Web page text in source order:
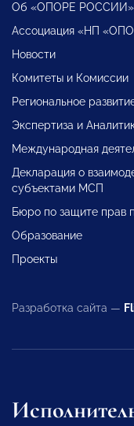
Об «ОПОРЕ РОССИИ»
Ассоциация «НП
Новости
Комитеты и Комиссии
Региональное
Экспертиза и
Международная
Декларация о
субъектами МСП
Бюро по защите прав
Образование
Проекты
Разработка сайта —